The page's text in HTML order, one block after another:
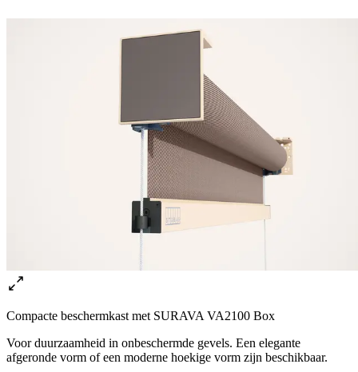
Compacte beschermkast met SURAVA VA2100 Box
Voor duurzaamheid in onbeschermde gevels. Een elegante
afgeronde vorm of een moderne hoekige vorm zijn beschikbaar.